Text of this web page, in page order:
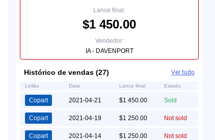
Lance final:
$1 450.00
Vendedor:
IA - DAVENPORT
Histórico de vendas (27) Ver tudo
Leilão Data Lance final Estado
Copart 2021-04-21 $1 450.00 Sold
Copart 2021-04-19 $1 250.00 Not sold
Copart 2021-04-14 $1 250.00 Not sold